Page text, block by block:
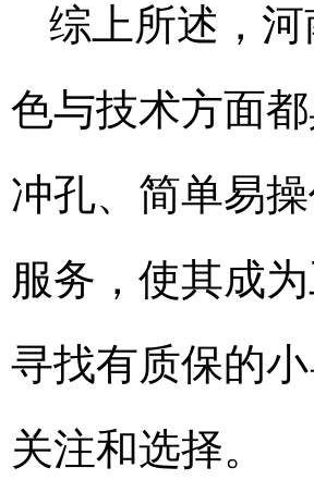
综上所述，
色与技术方面
冲孔、简单易
服务，使其成
寻找有质保的
关注和选择。